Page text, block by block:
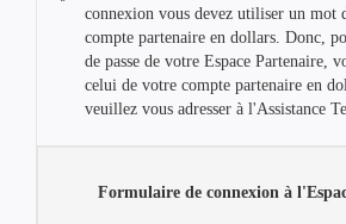
connexion vous devez utiliser un mot
compte partenaire en dollars. Donc,
de passe de votre Espace Partenaire,
celui de votre compte partenaire en
veuillez vous adresser à l'Assistance
Formulaire de connexion à